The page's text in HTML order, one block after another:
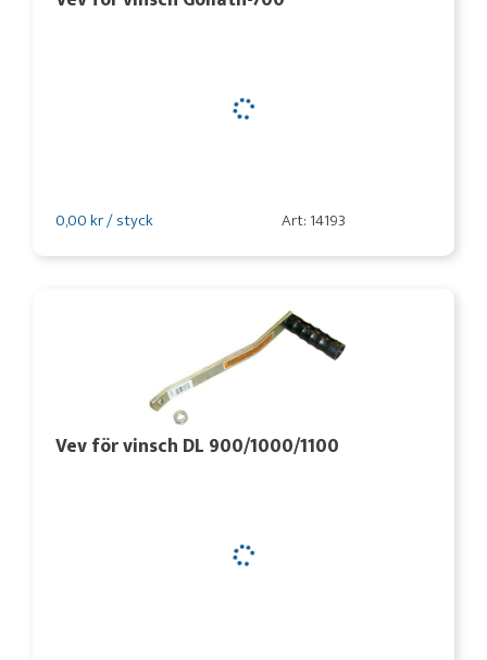
0,00 kr / styck Art: 14193
Vev för vinsch DL 900/1000/1100